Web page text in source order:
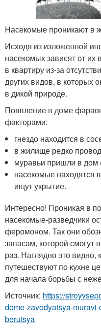
Насекомые проникают в
Исходя из изложенной
насекомых зависят от
в квартиру из-за
других видов, в которых
в дикой природе.
Появление в доме
факторами:
гнездо находится в
в жилище редко
муравьи пришли в
насекомые находятся
ищут укрытие.
Интересно! Проникая в
насекомые-разведчики
феромоном. Так они
запасам, которой смогут
раз. Наглядно это видно,
путешествуют по кухне
для начала борьбы с
Источник: https://
dome-zavodyatsya-
berutsya